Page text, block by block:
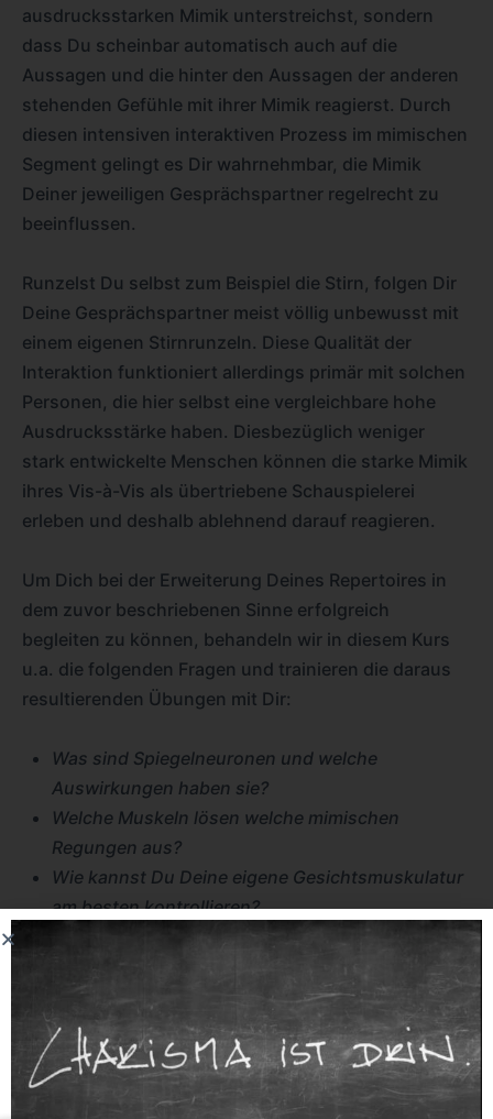
ausdrucksstarken Mimik unterstreichst, sondern
dass Du scheinbar automatisch auch auf die
Aussagen und die hinter den Aussagen der anderen
stehenden Gefühle mit ihrer Mimik reagierst. Durch
diesen intensiven interaktiven Prozess im mimischen
Segment gelingt es Dir wahrnehmbar, die Mimik
Deiner jeweiligen Gesprächspartner regelrecht zu
beeinflussen.
Runzelst Du selbst zum Beispiel die Stirn, folgen Dir
Deine Gesprächspartner meist völlig unbewusst mit
einem eigenen Stirnrunzeln. Diese Qualität der
Interaktion funktioniert allerdings primär mit solchen
Personen, die hier selbst eine vergleichbare hohe
Ausdrucksstärke haben. Diesbezüglich weniger
stark entwickelte Menschen können die starke Mimik
ihres Vis-à-Vis als übertriebene Schauspielerei
erleben und deshalb ablehnend darauf reagieren.
Um Dich bei der Erweiterung Deines Repertoires in
dem zuvor beschriebenen Sinne erfolgreich
begleiten zu können, behandeln wir in diesem Kurs
u.a. die folgenden Fragen und trainieren die daraus
resultierenden Übungen mit Dir:
Was sind Spiegelneuronen und welche
Auswirkungen haben sie?
Welche Muskeln lösen welche mimischen
Regungen aus?
Wie kannst Du Deine eigene Gesichtsmuskulatur
am besten kontrollieren?
Lässt sich die Gesichtsmuskulatur traineren und
Wie liest Du sicher in der Mimik Deiner
Gesprächspartner?
Welche Grundemotionen gibt es und wie werden
diese mimisch sichtbar?
Wie kannst Du diese Grundemotionen zukünftig